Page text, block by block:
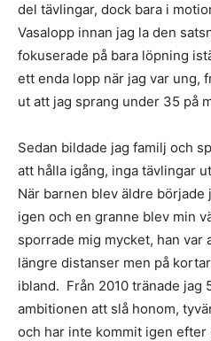
del tävlingar, dock bara i
Vasalopp innan jag la den
fokuserade på bara löpning
ett enda lopp när jag var ung,
ut att jag sprang under 35 på
Sedan bildade jag familj och
att hålla igång, inga tävlingar
När barnen blev äldre började
igen och en granne blev min
sporrade mig mycket, han var
längre distanser men på
ibland. Från 2010 tränade jag
ambitionen att slå honom,
och har inte kommit igen efter